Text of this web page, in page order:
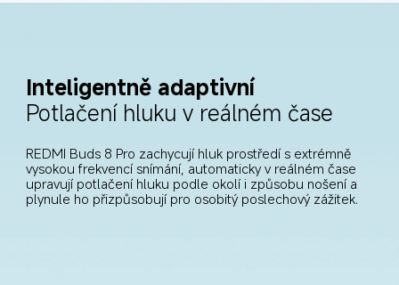
Inteligentně adaptivní
Potlačení hluku v reálném čase
REDMI Buds 8 Pro zachycují hluk prostředí s extrémně
vysokou frekvencí snímání, automaticky v reálném čase
upravují potlačení hluku podle okolí i způsobu nošení a
plynule ho přizpůsobují pro osobitý poslechový zážitek.